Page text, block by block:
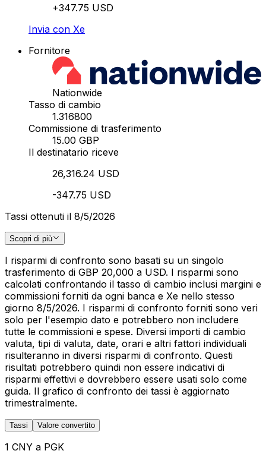
+347.75 USD
Invia con Xe
Fornitore
Nationwide
Tasso di cambio
1.316800
Commissione di trasferimento
15.00 GBP
Il destinatario riceve
26,316.24 USD
-347.75 USD
Tassi ottenuti il 8/5/2026
Scopri di più
I risparmi di confronto sono basati su un singolo
trasferimento di GBP 20,000 a USD. I risparmi sono
calcolati confrontando il tasso di cambio inclusi margini e
commissioni forniti da ogni banca e Xe nello stesso
giorno 8/5/2026. I risparmi di confronto forniti sono veri
solo per l'esempio dato e potrebbero non includere
tutte le commissioni e spese. Diversi importi di cambio
valuta, tipi di valuta, date, orari e altri fattori individuali
risulteranno in diversi risparmi di confronto. Questi
risultati potrebbero quindi non essere indicativi di
risparmi effettivi e dovrebbero essere usati solo come
guida. Il grafico di confronto dei tassi è aggiornato
trimestralmente.
Tassi Valore convertito
1 CNY a PGK